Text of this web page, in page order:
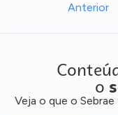
Anterior
o
Veja o que o